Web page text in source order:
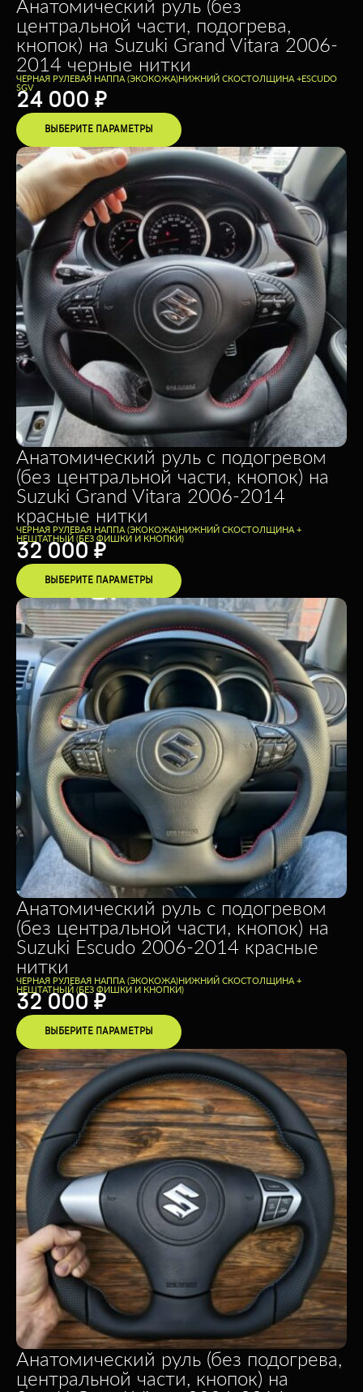
Анатомический руль (без
центральной части, подогрева,
кнопок) на Suzuki Grand Vitara 2006-
2014 черные нитки
ЧЕРНАЯ РУЛЕВАЯ НАППА (ЭКОКОЖА)НИЖНИЙ СКОСТОЛЩИНА +ESCUDO
SGV
24 000 ₽
ВЫБЕРИТЕ ПАРАМЕТРЫ
Анатомический руль c подогревом
(без центральной части, кнопок) на
Suzuki Grand Vitara 2006-2014
красные нитки
ЧЕРНАЯ РУЛЕВАЯ НАППА (ЭКОКОЖА)НИЖНИЙ СКОСТОЛЩИНА +
НЕШТАТНЫЙ (БЕЗ ФИШКИ И КНОПКИ)
32 000 ₽
ВЫБЕРИТЕ ПАРАМЕТРЫ
Анатомический руль c подогревом
(без центральной части, кнопок) на
Suzuki Escudo 2006-2014 красные
нитки
ЧЕРНАЯ РУЛЕВАЯ НАППА (ЭКОКОЖА)НИЖНИЙ СКОСТОЛЩИНА +
НЕШТАТНЫЙ (БЕЗ ФИШКИ И КНОПКИ)
32 000 ₽
ВЫБЕРИТЕ ПАРАМЕТРЫ
Анатомический руль (без подогрева,
центральной части, кнопок) на